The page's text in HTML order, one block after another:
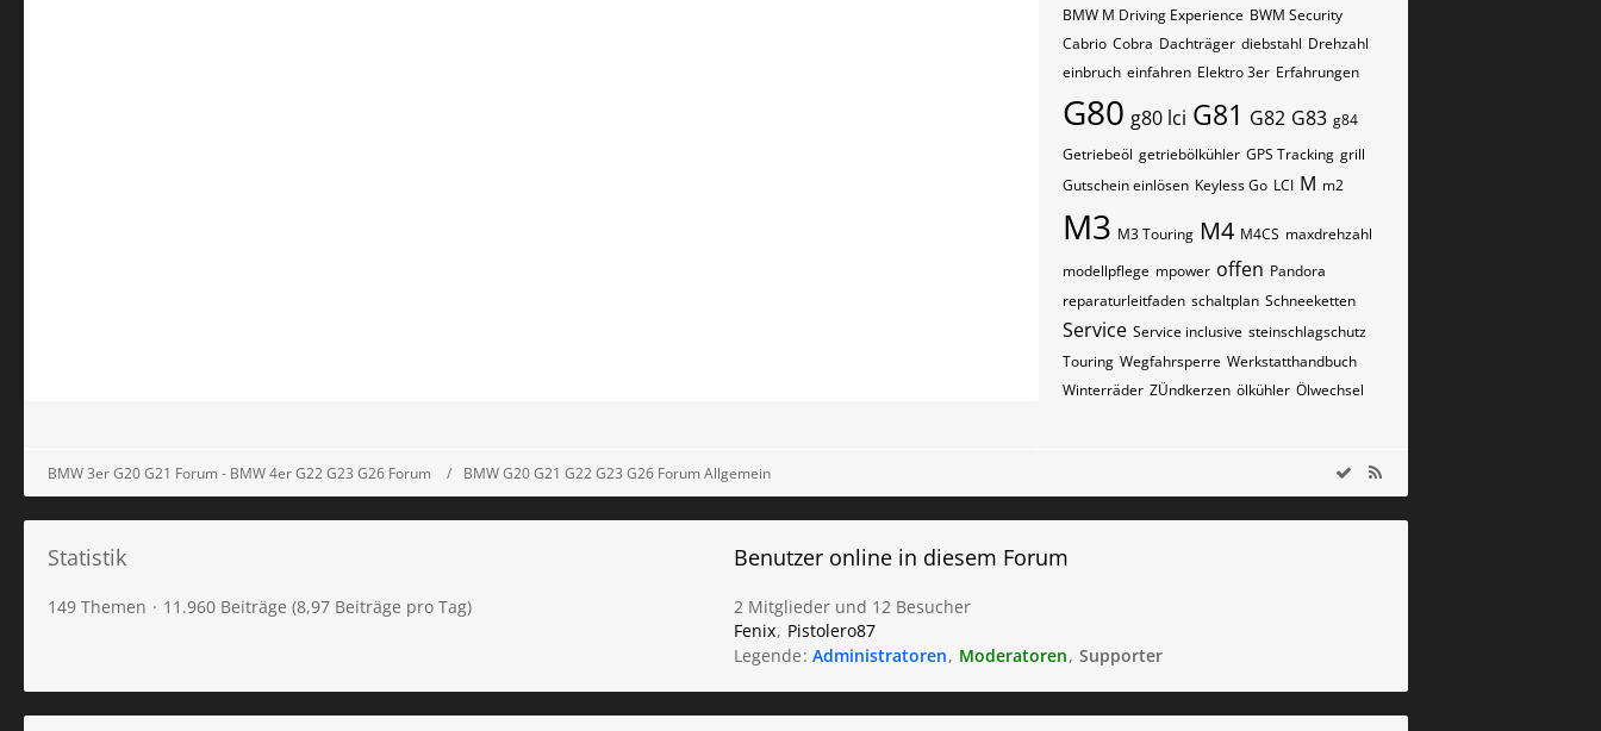
BMW M Driving Experience BWM Security
Cabrio Cobra Dachträger diebstahl Drehzahl
einbruch einfahren Elektro 3er Erfahrungen
G80 g80 lci G81 G82 G83 g84
Getriebeöl getriebölkühler GPS Tracking grill
Gutschein einlösen Keyless Go LCI M m2
M3 M3 Touring M4 M4CS maxdrehzahl
modellpflege mpower offen Pandora
reparaturleitfaden schaltplan Schneeketten
Service Service inclusive steinschlagschutz
Touring Wegfahrsperre Werkstatthandbuch
Winterräder ZÜndkerzen ölkühler Ölwechsel
BMW 3er G20 G21 Forum - BMW 4er G22 G23 G26 Forum BMW G20 G21 G22 G23 G26 Forum Allgemein
Statistik
149 Themen 11.960 Beiträge (8,97 Beiträge pro Tag)
Benutzer online in diesem Forum
2 Mitglieder und 12 Besucher
Fenix Pistolero87
Legende Administratoren Moderatoren Supporter